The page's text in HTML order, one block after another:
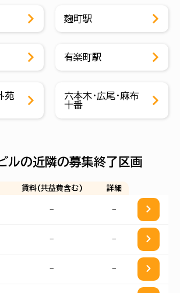
麹町駅
有楽町駅
苑
六本木・広尾・麻布
十番
ルの近隣の募集終了区画
賃料(共益費含む) 詳細
− −
− −
− −